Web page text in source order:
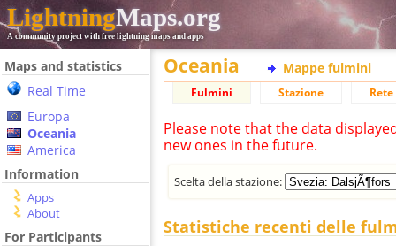
LightningMaps.org
A community project with free lightning maps and apps
Maps and statistics
Real Time
Europa
Oceania
America
Information
Apps
About
For Participants
Oceania Mappe fulmini
Fulmini Stazione
Please note that the data
new ones in the future.
Scelta della stazione:
Statistiche recenti delle